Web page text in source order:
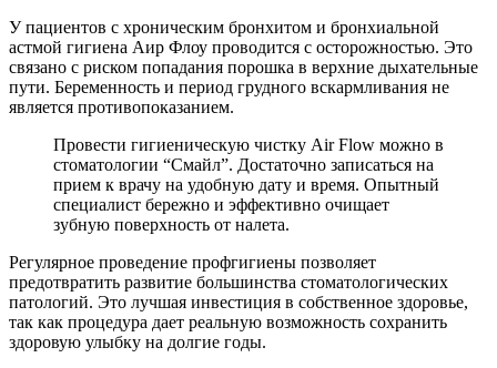
У пациентов с хроническим бронхитом и бронхиальной
астмой гигиена Аир Флоу проводится с осторожностью. Это
связано с риском попадания порошка в верхние дыхательные
пути. Беременность и период грудного вскармливания не
является противопоказанием.
Провести гигиеническую чистку Air Flow можно в
стоматологии “Смайл”. Достаточно записаться на
прием к врачу на удобную дату и время. Опытный
специалист бережно и эффективно очищает
зубную поверхность от налета.
Регулярное проведение профгигиены позволяет
предотвратить развитие большинства стоматологических
патологий. Это лучшая инвестиция в собственное здоровье,
так как процедура дает реальную возможность сохранить
здоровую улыбку на долгие годы.